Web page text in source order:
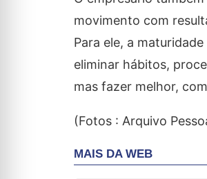
movimento com
Para ele, a
eliminar hábitos,
mas fazer melhor,
(Fotos : Arquivo